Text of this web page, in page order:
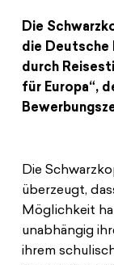
Transparenz
Junge Islam
Postmigrant
Junge
Zukunft D
Inge-
Bildung &
Kursangebot
Materialien
Aktuelles
Jobs
Presse
Suche
Die
die Deutsche
durch
für Europa“,
Die
überzeugt,
Möglichkeit
unabhängig
ihrem